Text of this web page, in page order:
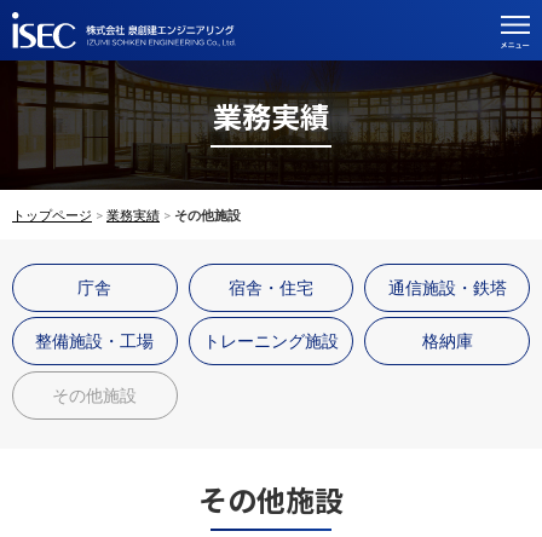
業務実績
トップページ 業務実績 その他施設
庁舎 宿舎・住宅 通信施設・鉄塔
整備施設・工場 トレーニング施設 格納庫
その他施設
その他施設